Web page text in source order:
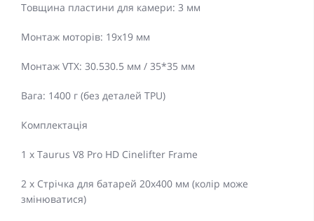
Товщина пластини для камери: 3 мм
Монтаж моторів: 19x19 мм
Монтаж VTX: 30.530.5 мм / 35*35 мм
Вага: 1400 г (без деталей TPU)
Комплектація
1 х Taurus V8 Pro HD Cinelifter Frame
2 х Стрічка для батарей 20x400 мм (колір може
змінюватися)